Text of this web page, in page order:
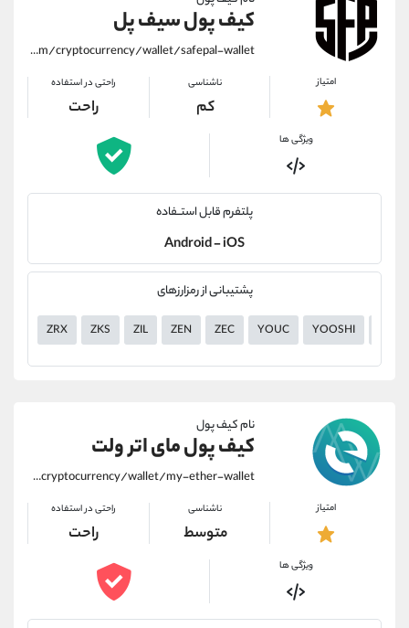
کیف پول سیف پل
https://alirezamehrabi.com/cryptocurrency/wallet/safepal-wallet
امتیاز ناشناسی
کم
راحتی در استفاده
راحت
ویژگی ها
پلتفرم قابل استــفاده
Android - iOS
پشتیبانی از رمزارزهای
ZRX ZKS ZIL ZEN ZEC YOUC YOOSHI
نام کیف پول
کیف پول مای اتر ولت
https://alirezamehrabi.com/cryptocurrency/wallet/my-ether-wallet
امتیاز ناشناسی
متوسط
راحتی در استفاده
راحت
ویژگی ها